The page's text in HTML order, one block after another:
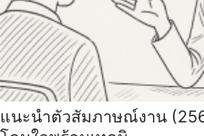
แนะนําตัวสัมภาษณ์งาน